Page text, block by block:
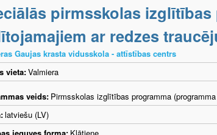
pirmsskolas
ar redzes
Gaujas krasta vidusskola - attīstības centrs
vieta:Valmiera
veids: Pirmsskolas izglītības programma
latviešu (LV)
ieguves forma: Klātiene